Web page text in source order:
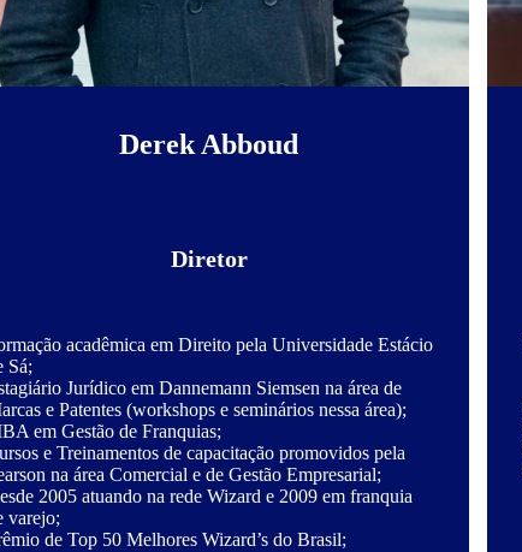
Derek Abboud
Diretor
acadêmica em Direito pela Universidade Estácio
Sá;
Jurídico em Dannemann Siemsen na área de
e Patentes (workshops e seminários nessa área);
em Gestão de Franquias;
e Treinamentos de capacitação promovidos pela
na área Comercial e de Gestão Empresarial;
2005 atuando na rede Wizard e 2009 em franquia
varejo;
de Top 50 Melhores Wizard’s do Brasil;